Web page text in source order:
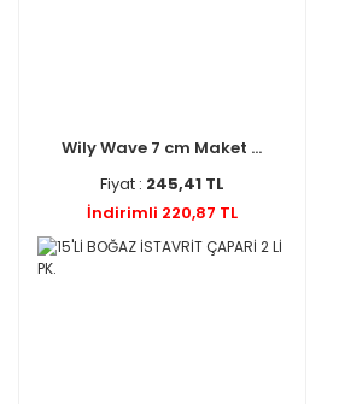
Wily Wave 7 cm Maket ...
Fiyat : 245,41 TL
İndirimli 220,87 TL